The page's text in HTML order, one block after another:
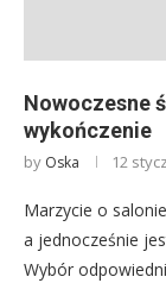
Nowoczesne
wykończenie
by Oska 12
Marzycie o
a jednocześnie
Wybór